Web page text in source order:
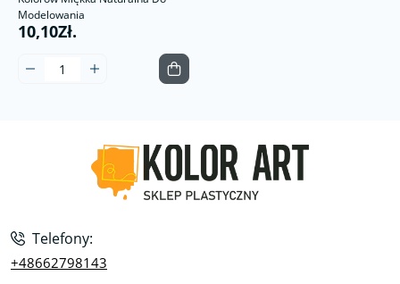
Modelowania
10,10Zł.
Telefony:
+48662798143